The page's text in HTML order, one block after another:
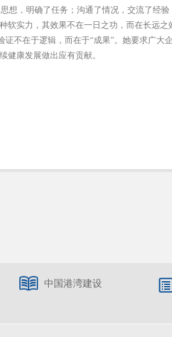
，明确了任务；沟通了情况，交流了经验
软实力，其效果不在一日之功，而在长远
不在于逻辑，而在于“成果”。她要求广大
健康发展做出应有贡献。
中国港湾建设